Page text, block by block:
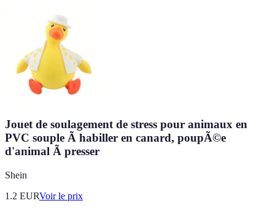
Jouet de soulagement de stress pour animaux en
PVC souple Ã habiller en canard, poupÃ©e
d'animal Ã presser
Shein
1.2 EURVoir le prix